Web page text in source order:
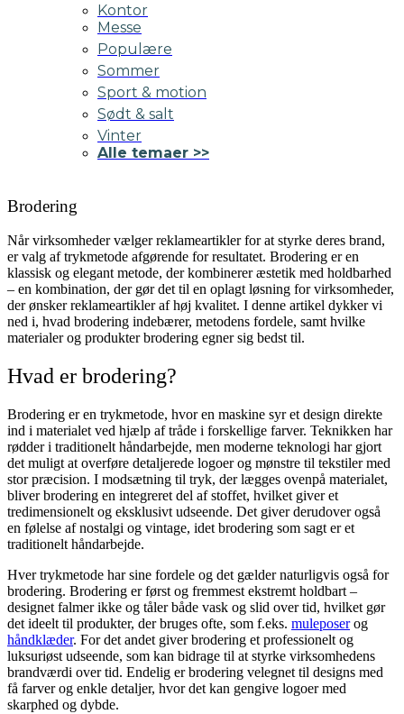
Kontor
Messe
Populære
Sommer
Sport & motion
Sødt & salt
Vinter
Alle temaer >>
Brodering
Når virksomheder vælger reklameartikler for at styrke deres brand,
er valg af trykmetode afgørende for resultatet. Brodering er en
klassisk og elegant metode, der kombinerer æstetik med holdbarhed
– en kombination, der gør det til en oplagt løsning for virksomheder,
der ønsker reklameartikler af høj kvalitet. I denne artikel dykker vi
ned i, hvad brodering indebærer, metodens fordele, samt hvilke
materialer og produkter brodering egner sig bedst til.
Hvad er brodering?
Brodering er en trykmetode, hvor en maskine syr et design direkte
ind i materialet ved hjælp af tråde i forskellige farver. Teknikken har
rødder i traditionelt håndarbejde, men moderne teknologi har gjort
det muligt at overføre detaljerede logoer og mønstre til tekstiler med
stor præcision. I modsætning til tryk, der lægges ovenpå materialet,
bliver brodering en integreret del af stoffet, hvilket giver et
tredimensionelt og eksklusivt udseende. Det giver derudover også
en følelse af nostalgi og vintage, idet brodering som sagt er et
traditionelt håndarbejde.
Hver trykmetode har sine fordele og det gælder naturligvis også for
brodering. Brodering er først og fremmest ekstremt holdbart –
designet falmer ikke og tåler både vask og slid over tid, hvilket gør
det ideelt til produkter, der bruges ofte, som f.eks. muleposerog
håndklæder. For det andet giver brodering et professionelt og
luksuriøst udseende, som kan bidrage til at styrke virksomhedens
brandværdi over tid. Endelig er brodering velegnet til designs med
få farver og enkle detaljer, hvor det kan gengive logoer med
skarphed og dybde.